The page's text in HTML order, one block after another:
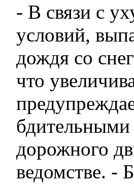
- В связи с
условий,
дождя со
что
бдительными
дорожного
ведомстве. -